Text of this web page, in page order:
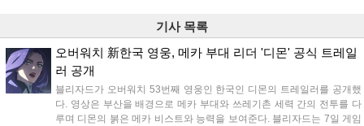
기사 목록
오버워치 新한국 영웅, 메카 부대 리더 '디몬' 공식 트레일
러 공개
블리자드가 오버워치 53번째 영웅인 한국인 디몬의 트레일러를 공개했
다. 영상은 부산을 배경으로 메카 부대와 쓰레기촌 세력 간의 전투를 다
루며 디몬의 붉은 메카 비스트와 능력을 보여준다. 블리자드는 7일 게임